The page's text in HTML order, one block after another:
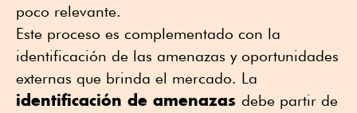
poco relevante.
Este proceso es complementado con la
identificación de las amenazas y oportunidades
externas que brinda el mercado. La
identificación de amenazas debe partir de